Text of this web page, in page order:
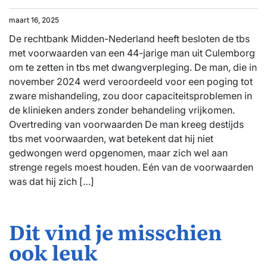
maart 16, 2025
De rechtbank Midden-Nederland heeft besloten de tbs
met voorwaarden van een 44-jarige man uit Culemborg
om te zetten in tbs met dwangverpleging. De man, die in
november 2024 werd veroordeeld voor een poging tot
zware mishandeling, zou door capaciteitsproblemen in
de klinieken anders zonder behandeling vrijkomen.
Overtreding van voorwaarden De man kreeg destijds
tbs met voorwaarden, wat betekent dat hij niet
gedwongen werd opgenomen, maar zich wel aan
strenge regels moest houden. Eén van de voorwaarden
was dat hij zich […]
Dit vind je misschien
ook leuk